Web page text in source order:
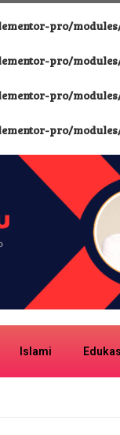
pro/
pro/
pro/
pro/
Islami